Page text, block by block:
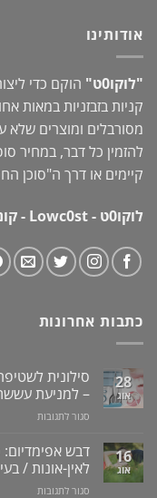
אודותינו
"לוקו0ט"
הוקם כדי
קניות בזבזניות במאות
מסורבלים ומוצרים
להזמין כל דבר, במחיר
קיימים או דרך ה"סוכן
לוקו0ט - Lowc0st - קונים בחכמה באינטרנט!
כתבות אחרונות
28
אוג
סילונית
– למניעת
סגור לתגובות
לשטיפה
דנטלית:
ניקוי
שיניים,
16
אוג
דבש
לאין-אונות /
סגור לתגובות